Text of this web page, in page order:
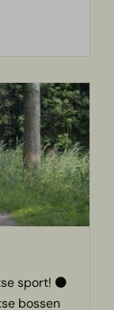
sport! ⚫
bossen